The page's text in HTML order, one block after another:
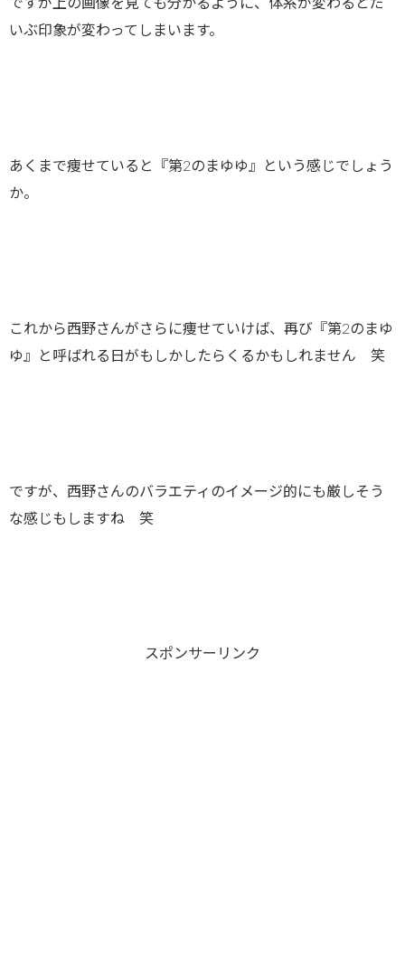
ですが上の画像を見ても分かるように、体系が変わるとだ
いぶ印象が変わってしまいます。
あくまで痩せていると『第2のまゆゆ』という感じでしょう
か。
これから西野さんがさらに痩せていけば、再び『第2のまゆ
ゆ』と呼ばれる日がもしかしたらくるかもしれません 笑
ですが、西野さんのバラエティのイメージ的にも厳しそう
な感じもしますね 笑
スポンサーリンク